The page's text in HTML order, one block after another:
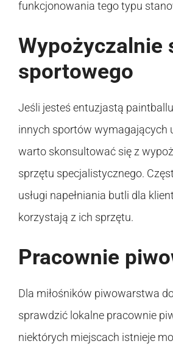
funkcjonowania tego typu
Wypożyczalnie
sportowego
Jeśli jesteś entuzjastą
innych sportów wymagających
warto skonsultować się z
sprzętu specjalistycznego.
usługi napełniania butli dla
korzystają z ich sprzętu.
Pracownie
Dla miłośników piwowarstwa
sprawdzić lokalne pracownie
niektórych miejscach istnieje